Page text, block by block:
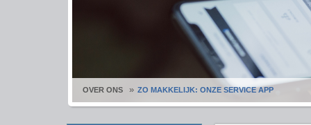
OVER ONS ZO MAKKELIJK: ONZE SERVICE APP